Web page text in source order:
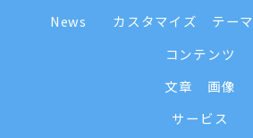
News
カスタマイズ
テーマ
コンテンツ
文章
画像
サービス